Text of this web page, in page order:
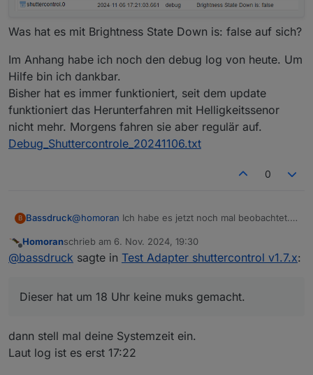
Was hat es mit Brightness State Down is: false auf sich?
Im Anhang habe ich noch den debug log von heute. Um
Hilfe bin ich dankbar.
Bisher hat es immer funktioniert, seit dem update
funktioniert das Herunterfahren mit Helligkeitssenor
nicht mehr. Morgens fahren sie aber regulär auf.
Debug_Shuttercontrole_20241106.txt
0
B Bassdruck@homoran Ich habe es jetzt noch mal beobachtet.
Im Anhang habe ich noch den debug log von heute.
Um Hilfe bin ich dankbar.
nicht mehr. Morgens fahren sie aber regulär auf.
Offline
Homoranschrieb am 6. Nov. 2024, 19:30
zuletzt editiert von
@bassdruck sagte in Test Adapter shuttercontrol v1.7.x:
Dieser hat um 18 Uhr keine muks gemacht.
dann stell mal deine Systemzeit ein.
Laut log ist es erst 17:22